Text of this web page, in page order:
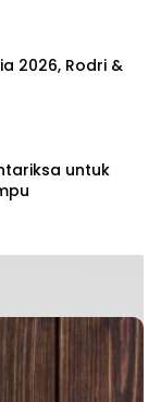
2026, Rodri &
untuk